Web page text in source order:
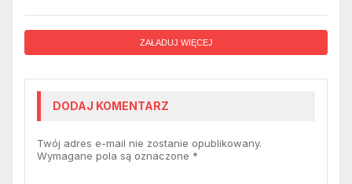
ZAŁADUJ WIĘCEJ
DODAJ KOMENTARZ
Twój adres e-mail nie zostanie opublikowany.
Wymagane pola są oznaczone *